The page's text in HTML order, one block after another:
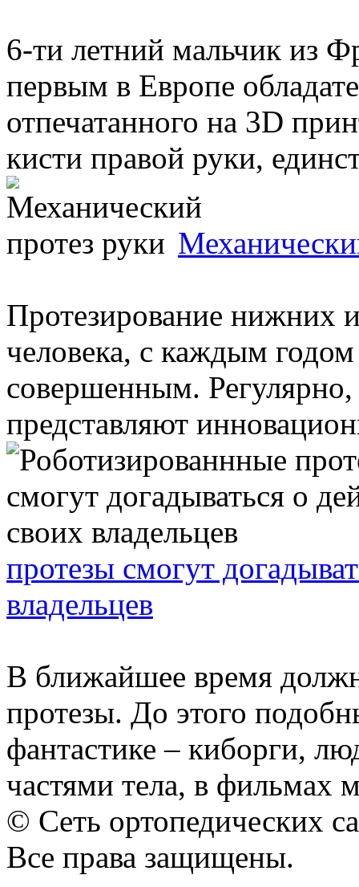
6-ти летний мальчик из
первым в Европе
отпечатанного на 3D
кисти правой руки,
Протезирование нижних
человека, с каждым годом
совершенным.
представляют
протезы смогут
владельцев
В ближайшее время
протезы. До этого
фантастике – киборги,
частями тела, в фильмах
© Сеть ортопедических
Все права защищены.